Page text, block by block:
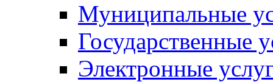
Муниципальные
Государственные
Электронные